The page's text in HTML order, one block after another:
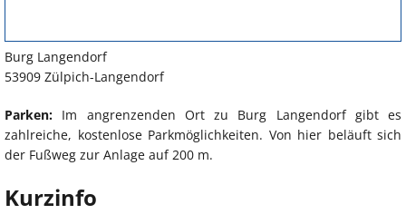
Burg Langendorf
53909 Zülpich-Langendorf
Parken: Im angrenzenden Ort zu Burg Langendorf gibt es
zahlreiche, kostenlose Parkmöglichkeiten. Von hier beläuft sich
der Fußweg zur Anlage auf 200 m.
Kurzinfo